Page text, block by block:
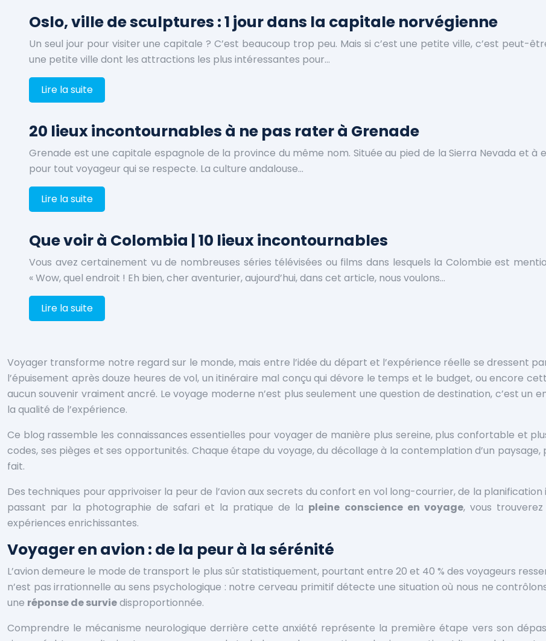
Oslo, ville de sculptures : 1 jour dans la capitale norvégienne
Un seul jour pour visiter une capitale ? C’est beaucoup trop peu. Mais si c’est une petite ville, c’est peut-
une petite ville dont les attractions les plus intéressantes pour…
Lire la suite
20 lieux incontournables à ne pas rater à Grenade
Grenade est une capitale espagnole de la province du même nom. Située au pied de la Sierra Nevada et
pour tout voyageur qui se respecte. La culture andalouse…
Lire la suite
Que voir à Colombia | 10 lieux incontournables
Vous avez certainement vu de nombreuses séries télévisées ou films dans lesquels la Colombie est
« Wow, quel endroit ! Eh bien, cher aventurier, aujourd’hui, dans cet article, nous voulons…
Lire la suite
Voyager transforme notre regard sur le monde, mais entre l’idée du départ et l’expérience réelle se dressent
l’épuisement après douze heures de vol, un itinéraire mal conçu qui dévore le temps et le budget, ou encore
aucun souvenir vraiment ancré. Le voyage moderne n’est plus seulement une question de destination, c’est un
la qualité de l’expérience.
Ce blog rassemble les connaissances essentielles pour voyager de manière plus sereine, plus confortable et
codes, ses pièges et ses opportunités. Chaque étape du voyage, du décollage à la contemplation d’un
fait.
Des techniques pour apprivoiser la peur de l’avion aux secrets du confort en vol long-courrier, de la
passant par la photographie de safari et la pratique de la pleine conscience en voyage, vous
expériences enrichissantes.
Voyager en avion : de la peur à la sérénité
L’avion demeure le mode de transport le plus sûr statistiquement, pourtant entre 20 et 40 % des voyageurs
n’est pas irrationnelle au sens psychologique : notre cerveau primitif détecte une situation où nous ne
une réponse de surviedisproportionnée.
Comprendre le mécanisme neurologique derrière cette anxiété représente la première étape vers son